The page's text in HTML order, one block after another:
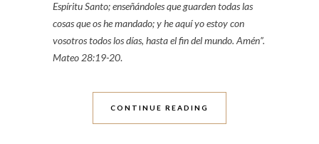
Espíritu Santo; enseñándoles que guarden todas las
cosas que os he mandado; y he aquí yo estoy con
vosotros todos los días, hasta el fin del mundo. Amén”.
Mateo 28:19-20.
CONTINUE READING